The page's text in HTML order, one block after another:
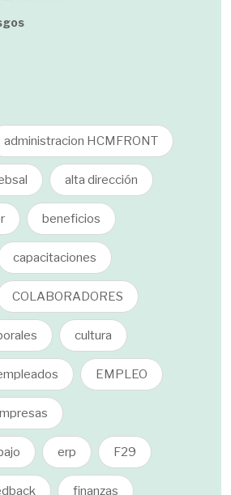
administracion HCMFRONT
alta dirección
beneficios
capacitaciones
COLABORADORES
cultura
EMPLEO
erp F29
finanzas